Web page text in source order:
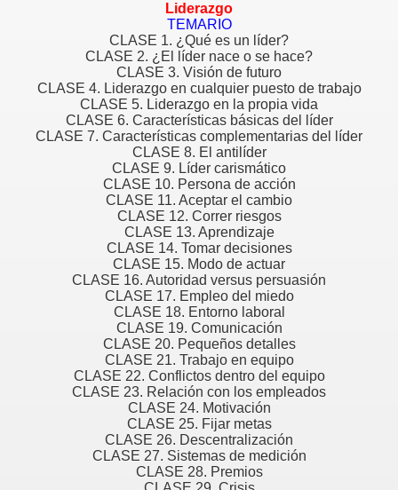
Liderazgo
TEMARIO
CLASE 1. ¿Qué es un líder?
CLASE 2. ¿El líder nace o se hace?
CLASE 3. Visión de futuro
CLASE 4. Liderazgo en cualquier puesto de trabajo
CLASE 5. Liderazgo en la propia vida
CLASE 6. Características básicas del líder
CLASE 7. Características complementarias del líder
CLASE 8. El antilíder
CLASE 9. Líder carismático
CLASE 10. Persona de acción
CLASE 11. Aceptar el cambio
CLASE 12. Correr riesgos
CLASE 13. Aprendizaje
CLASE 14. Tomar decisiones
CLASE 15. Modo de actuar
CLASE 16. Autoridad versus persuasión
CLASE 17. Empleo del miedo
CLASE 18. Entorno laboral
CLASE 19. Comunicación
CLASE 20. Pequeños detalles
CLASE 21. Trabajo en equipo
CLASE 22. Conflictos dentro del equipo
CLASE 23. Relación con los empleados
CLASE 24. Motivación
CLASE 25. Fijar metas
CLASE 26. Descentralización
CLASE 27. Sistemas de medición
CLASE 28. Premios